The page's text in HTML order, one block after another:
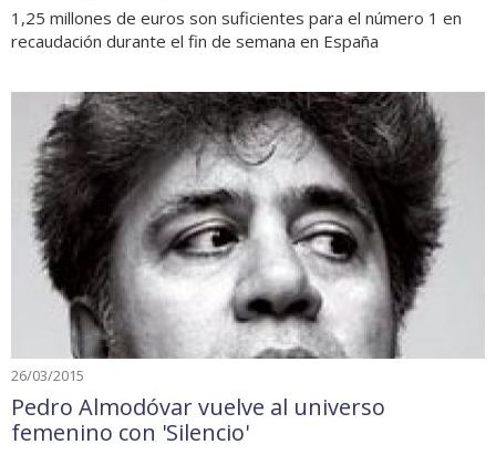
1,25 millones de euros son suficientes para el número 1 en
recaudación durante el fin de semana en España
26/03/2015
Pedro Almodóvar vuelve al universo
femenino con 'Silencio'